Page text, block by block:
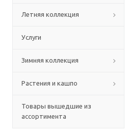
Летняя коллекция
Услуги
Зимняя коллекция
Растения и кашпо
Товары вышедшие из
ассортимента